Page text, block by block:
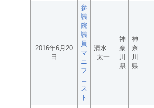
2016年6月20
日
参
議
院
議
員
マ
ニ
フ
ェ
ス
ト
清水
太一
神
奈
川
県
神
奈
川
県